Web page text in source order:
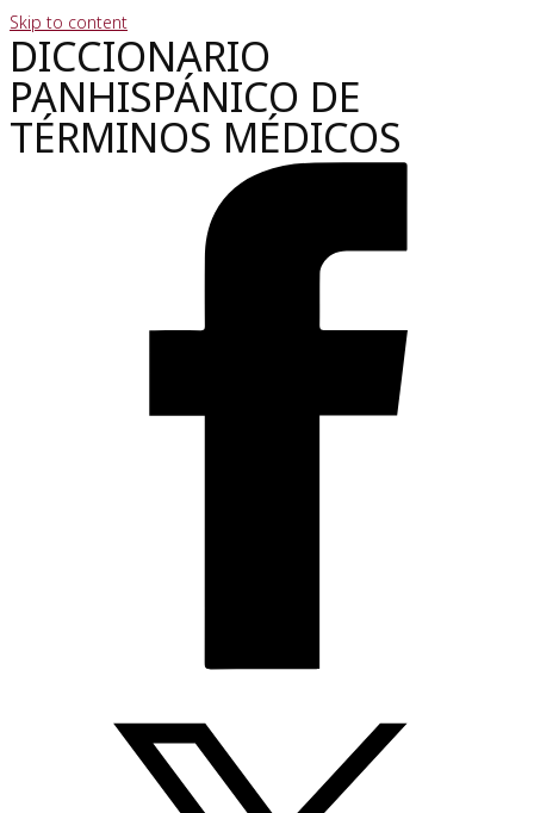
Skip to content
DICCIONARIO
PANHISPÁNICO DE
TÉRMINOS MÉDICOS